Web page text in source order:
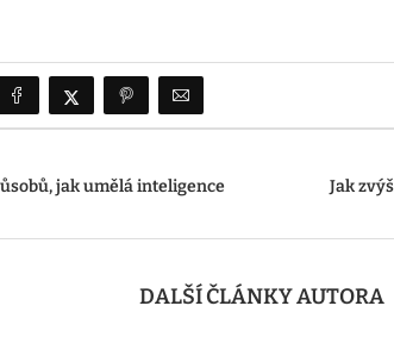
jak umělá inteligence
Jak
DALŠÍ ČLÁNKY AUTORA